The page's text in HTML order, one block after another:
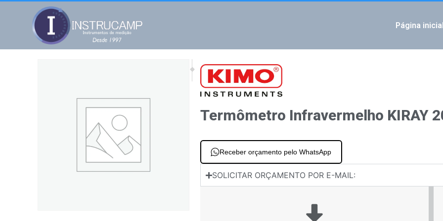
Página
PREVIOUS
Termômetro infravermelho KIRAY 300
NEXT
Termômetro infravermelho KIRAY 100
Termômetro Infravermelho KIRAY
Receber orçamento pelo WhatsApp
SOLICITAR ORÇAMENTO POR E-MAIL: